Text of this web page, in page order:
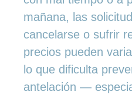
mañana, las
cancelarse o sufrir
precios pueden
lo que dificulta
antelación —